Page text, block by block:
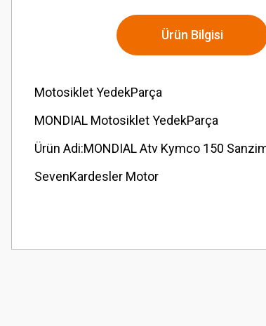
Ürün Bilgisi
Motosiklet YedekParça
MONDIAL Motosiklet YedekParça
Ürün Adi:MONDIAL Atv Kymco 150
SevenKardesler Motor